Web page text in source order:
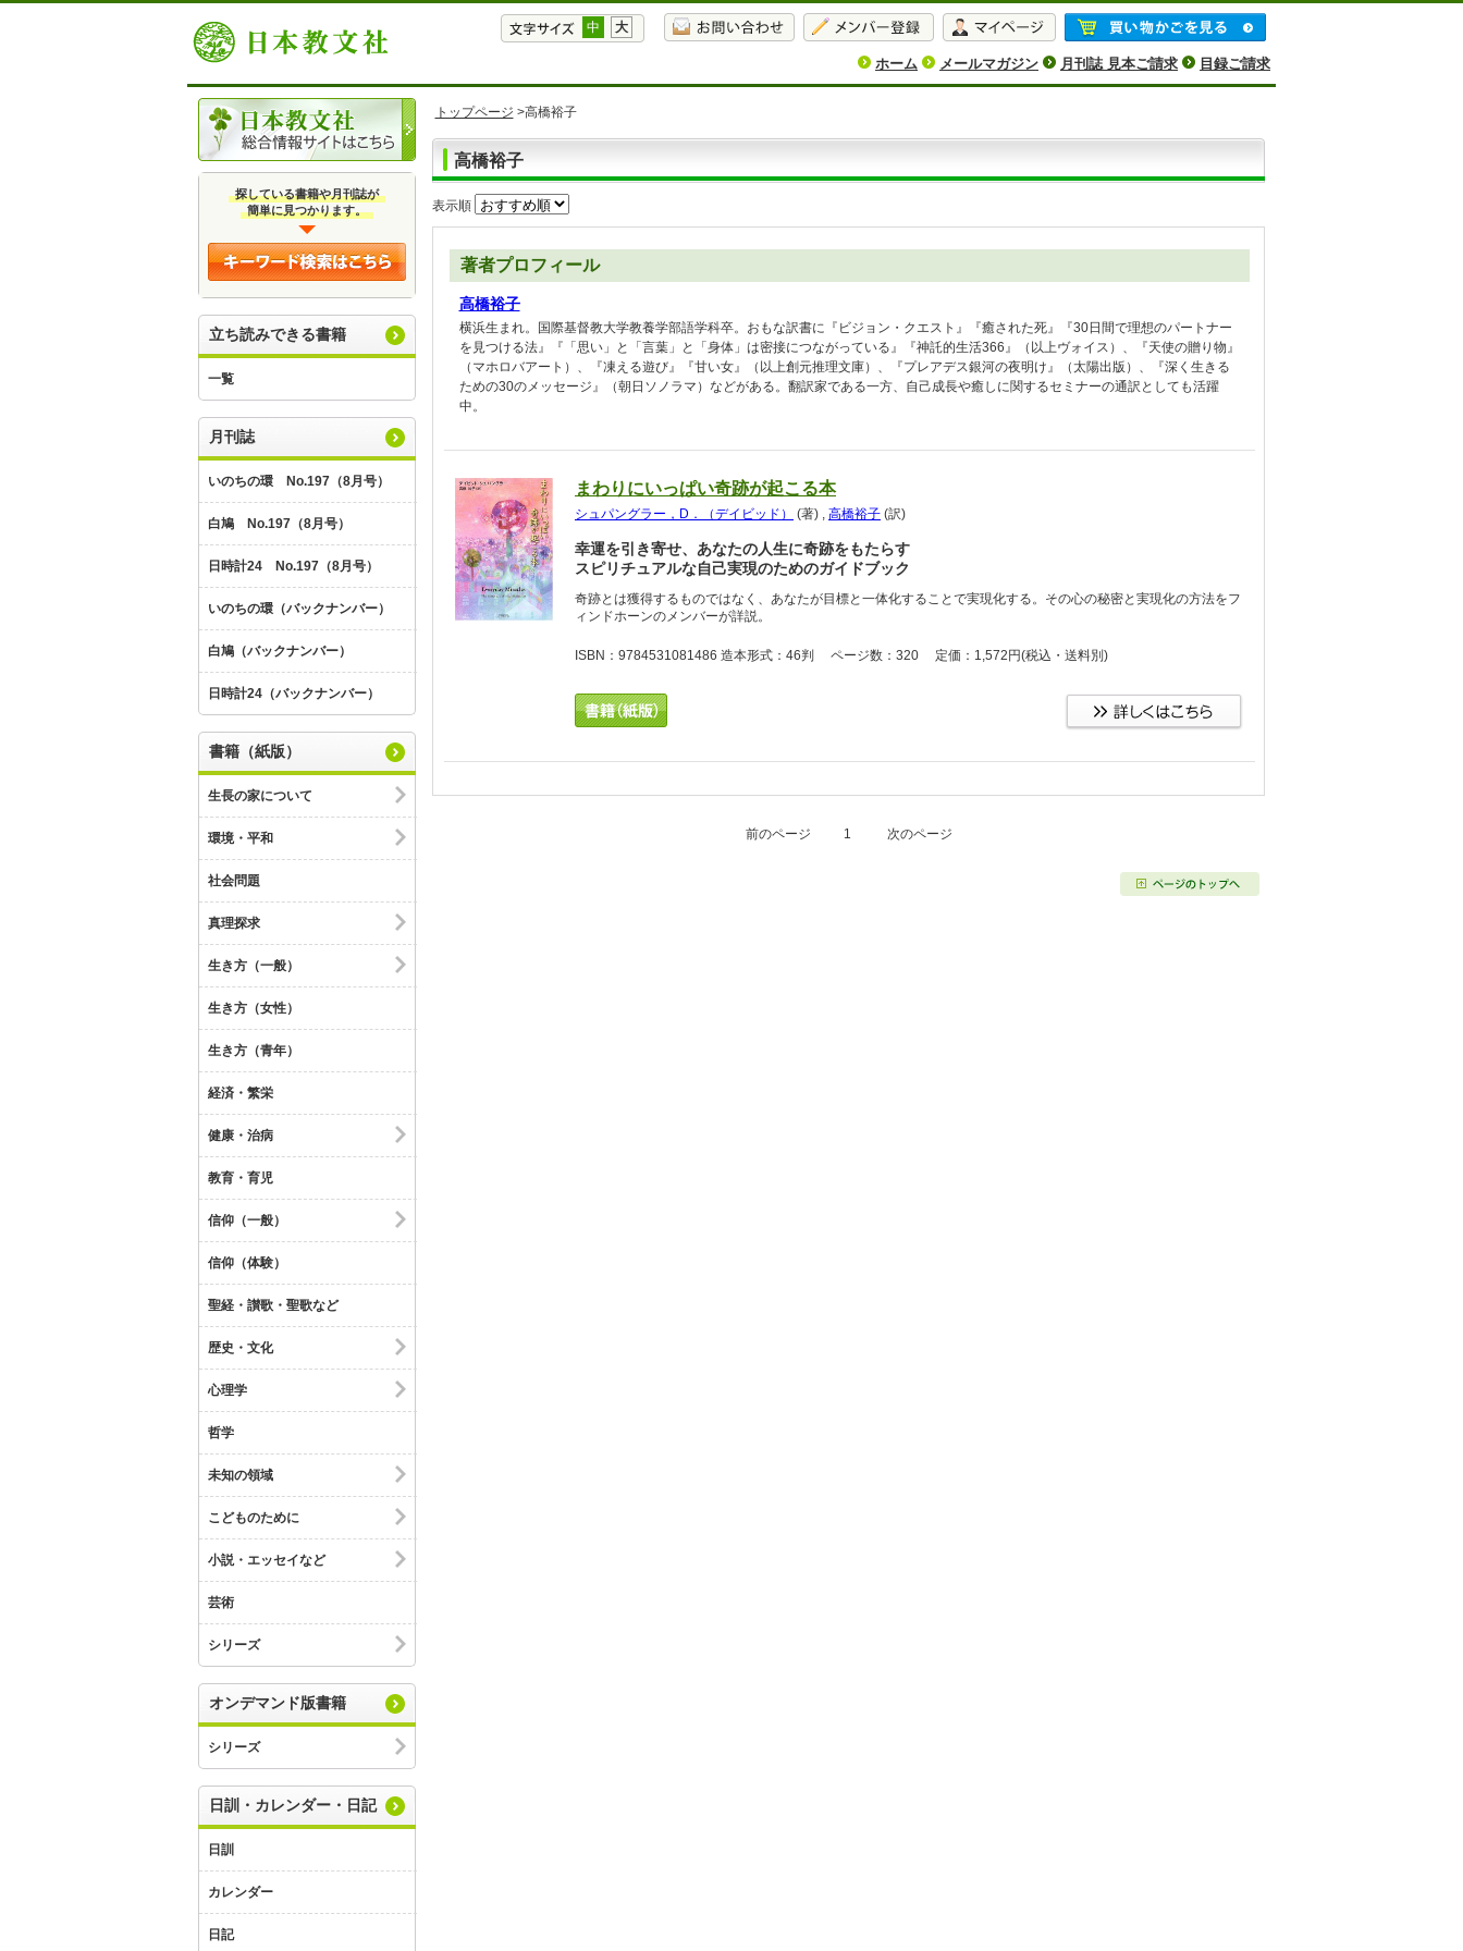
中 大
ホーム メールマガジン 月刊誌 見本ご請求 目録ご請求
探している書籍や月刊誌が
簡単に見つかります。
立ち読みできる書籍
一覧
月刊誌
いのちの環 No.197（8月号）
白鳩 No.197（8月号）
日時計24 No.197（8月号）
いのちの環（バックナンバー）
白鳩（バックナンバー）
日時計24（バックナンバー）
書籍（紙版）
生長の家について
環境・平和
社会問題
真理探求
生き方（一般）
生き方（女性）
生き方（青年）
経済・繁栄
健康・治病
教育・育児
信仰（一般）
信仰（体験）
聖経・讃歌・聖歌など
歴史・文化
心理学
哲学
未知の領域
こどものために
小説・エッセイなど
芸術
シリーズ
オンデマンド版書籍
シリーズ
日訓・カレンダー・日記
日訓
カレンダー
日記
トップページ >高橋裕子
高橋裕子
表示順
著者プロフィール
高橋裕子
横浜生まれ。国際基督教大学教養学部語学科卒。おもな訳書に『ビジョン・クエスト』『癒された死』『30日間で理想のパートナー
を見つける法』『「思い」と「言葉」と「身体」は密接につながっている』『神託的生活366』（以上ヴォイス）、『天使の贈り物』
（マホロバアート）、『凍える遊び』『甘い女』（以上創元推理文庫）、『プレアデス銀河の夜明け』（太陽出版）、『深く生きる
ための30のメッセージ』（朝日ソノラマ）などがある。翻訳家である一方、自己成長や癒しに関するセミナーの通訳としても活躍
中。
まわりにいっぱい奇跡が起こる本
シュパングラー，D．（デイビッド） (著) , 高橋裕子 (訳)
幸運を引き寄せ、あなたの人生に奇跡をもたらす
スピリチュアルな自己実現のためのガイドブック
奇跡とは獲得するものではなく、あなたが目標と一体化することで実現化する。その心の秘密と実現化の方法をフ
ィンドホーンのメンバーが詳説。
ISBN：9784531081486 造本形式：46判 ページ数：320 定価：1,572円(税込・送料別)
前のページ 1 次のページ